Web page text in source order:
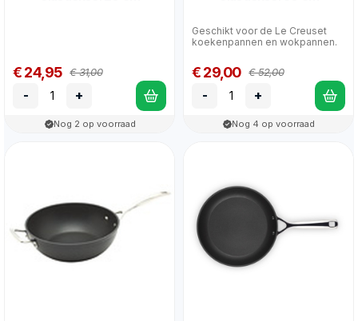
€ 24,95 € 31,00
- +
Nog 2 op voorraad
Geschikt voor de Le Creuset
koekenpannen en wokpannen.
€ 29,00 € 52,00
- +
Nog 4 op voorraad